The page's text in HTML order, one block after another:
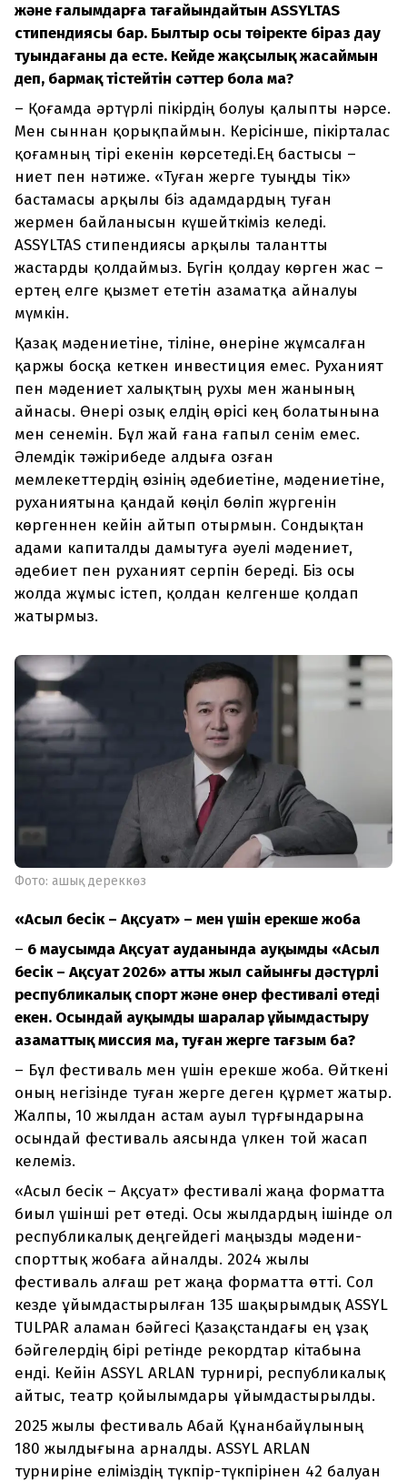
және ғалымдарға тағайындайтын ASSYLTAS
стипендиясы бар. Былтыр осы төңіректе біраз дау
туындағаны да есте. Кейде жақсылық жасаймын
деп, бармақ тістейтін сәттер бола ма?
– Қоғамда әртүрлі пікірдің болуы қалыпты нәрсе.
Мен сыннан қорықпаймын. Керісінше, пікірталас
қоғамның тірі екенін көрсетеді.Ең бастысы –
ниет пен нәтиже. «Туған жерге туыңды тік»
бастамасы арқылы біз адамдардың туған
жермен байланысын күшейткіміз келеді.
ASSYLTAS стипендиясы арқылы талантты
жастарды қолдаймыз. Бүгін қолдау көрген жас –
ертең елге қызмет ететін азаматқа айналуы
мүмкін.
Қазақ мәдениетіне, тіліне, өнеріне жұмсалған
қаржы босқа кеткен инвестиция емес. Руханият
пен мәдениет халықтың рухы мен жанының
айнасы. Өнері озық елдің өрісі кең болатынына
мен сенемін. Бұл жай ғана ғапыл сенім емес.
Әлемдік тәжірибеде алдыға озған
мемлекеттердің өзінің әдебиетіне, мәдениетіне,
руханиятына қандай көңіл бөліп жүргенін
көргеннен кейін айтып отырмын. Сондықтан
адами капиталды дамытуға әуелі мәдениет,
әдебиет пен руханият серпін береді. Біз осы
жолда жұмыс істеп, қолдан келгенше қолдап
жатырмыз.
Фото: ашық дереккөз
«Асыл бесік – Ақсуат» – мен үшін ерекше жоба
– 6 маусымда Ақсуат ауданында ауқымды «Асыл
бесік – Ақсуат 2026» атты жыл сайынғы дәстүрлі
республикалық спорт және өнер фестивалі өтеді
екен. Осындай ауқымды шаралар ұйымдастыру
азаматтық миссия ма, туған жерге тағзым ба?
– Бұл фестиваль мен үшін ерекше жоба. Өйткені
оның негізінде туған жерге деген құрмет жатыр.
Жалпы, 10 жылдан астам ауыл түрғындарына
осындай фестиваль аясында үлкен той жасап
келеміз.
«Асыл бесік – Ақсуат» фестивалі жаңа форматта
биыл үшінші рет өтеді. Осы жылдардың ішінде ол
республикалық деңгейдегі маңызды мәдени-
спорттық жобаға айналды. 2024 жылы
фестиваль алғаш рет жаңа форматта өтті. Сол
кезде ұйымдастырылған 135 шақырымдық ASSYL
TULPAR аламан бәйгесі Қазақстандағы ең ұзақ
бәйгелердің бірі ретінде рекордтар кітабына
енді. Кейін ASSYL ARLAN турнирі, республикалық
айтыс, театр қойылымдары ұйымдастырылды.
2025 жылы фестиваль Абай Құнанбайұлының
180 жылдығына арналды. ASSYL ARLAN
турниріне еліміздің түкпір-түкпірінен 42 балуан